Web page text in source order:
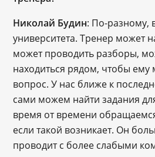
Николай Будин: По-разному,
университета. Тренер может
может проводить разборы,
находиться рядом, чтобы ему
вопрос. У нас ближе к
сами можем найти задания
время от времени
если такой возникает. Он
проводит с более слабыми